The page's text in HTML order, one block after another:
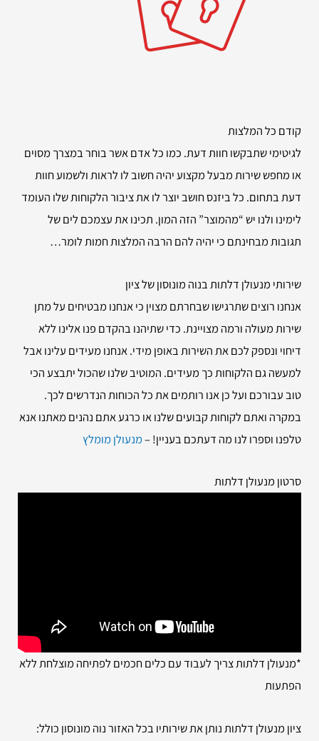
קודם כל המלצות
לגיטימי שתבקשו חוות דעת. כמו כל אדם אשר בוחר במצרך מסוים
או מחפש שירות מבעל מקצוע יהיה חשוב לו לראות ולשמוע חוות
דעת בתחום. כל ביזנס חושב יוצר לו את ציבור הלקוחות שלו העומד
לימינו ולנו יש “מהמוצר” הזה המון. תכינו את עצמכם לים של
תגובות מבחינתם כי יהיה להם הרבה המלצות חמות לומר…
שירותי מנעולן דלתות בנוה מונוסון של ציון
אנחנו רוצים שתרגישו שבחרתם מצוין כי אנחנו מבטיחים על מתן
שירות מעולה ורמה מצויינת. כדי שתיהנו בהקדם פנו אלינו ללא
דיחוי ונספק לכם את השירות באופן מידי. אנחנו מעידים עלינו אבל
למעשה גם הלקוחות כך מעידים. המוטיב שלנו שהכול יתבצע הכי
טוב עבורכם ועל כן אנו רותמים את כל הכוחות הנדרשים לכך.
במקרה ואתם לקוחות קבועים שלנו או כרגע אתם נהנים מאתנו אנא
טלפנו וספרו לנו מה דעתכם בעניין! –מנעולן מומלץ
סרטון מנעולן דלתות
*מנעולן דלתות צריך לעבוד עם כלים חכמים לפתיחה מוצלחת ללא
הפתעות
ציון מנעולן דלתות נותן את שירותיו בכל האזור נוה מונוסון כולל: